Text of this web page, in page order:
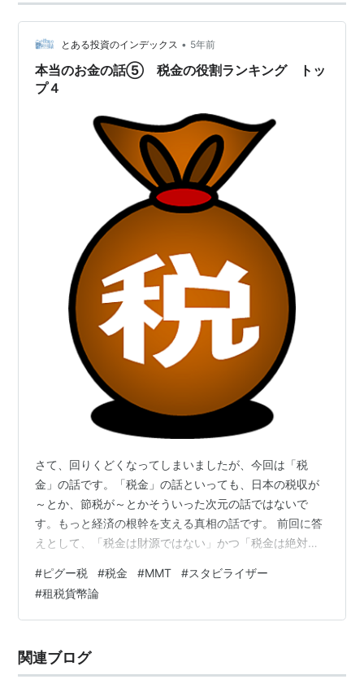
とある投資のインデックス • 5年前
本当のお金の話⑤ 税金の役割ランキング トッ
プ４
さて、回りくどくなってしまいましたが、今回は「税
金」の話です。「税金」の話といっても、日本の税収が
～とか、節税が～とかそういった次元の話ではないで
す。もっと経済の根幹を支える真相の話です。 前回に答
えとして、「税金は財源ではない」かつ「税金は絶対に
本は財政破綻しない」という前知識を加味してお伝えし
ていきます。 【前回まで】本当のお金の話① 仮想通貨
の根本的な勘違い 本当のお金の話② 経済成長により目
20万人が余計に死んだ本当のお金の話④ なぜ日本が財
政破綻しないのか 目次 税金の４つの役割 第４…
#ピグー税 #税金 #MMT #スタビライザー
#租税貨幣論
関連ブログ